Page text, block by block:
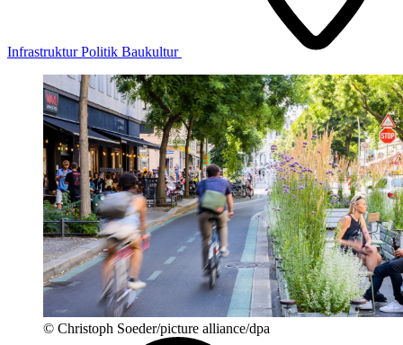
InfrastrukturPolitik Baukultur
© Christoph Soeder/picture alliance/dpa